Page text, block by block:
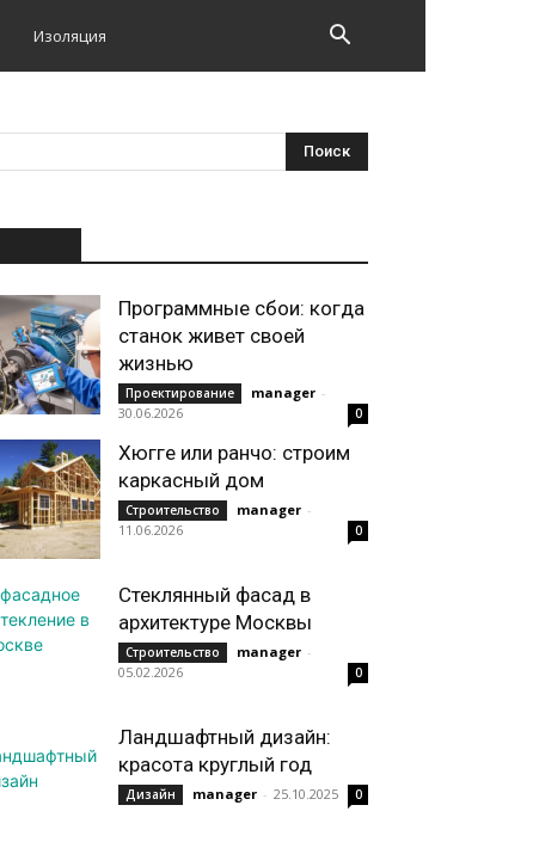
Изоляция
Программные сбои: когда
станок живет своей
жизнью
Проектирование manager -
30.06.2026
0
Хюгге или ранчо: строим
каркасный дом
Строительство manager -
11.06.2026
0
Стеклянный фасад в
архитектуре Москвы
Строительство manager -
05.02.2026
0
Ландшафтный дизайн:
красота круглый год
Дизайн manager - 25.10.2025 0